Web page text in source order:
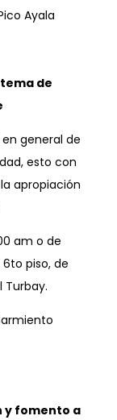
Ayala
de
general de
esto con
apropiación
am o de
6to piso, de
Turbay.
y fomento a